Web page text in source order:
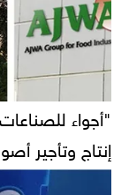
"أجواء
إنتاج وتأجير